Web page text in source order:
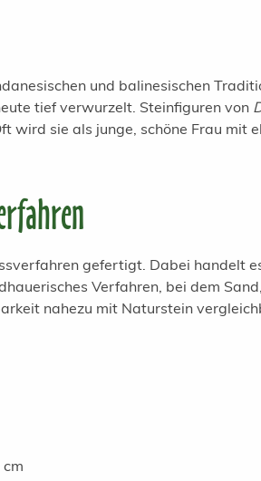
und balinesischen
tief verwurzelt. Steinfiguren von
wird sie als junge, schöne Frau
gefertigt. Dabei handelt
Verfahren, bei dem
nahezu mit Naturstein